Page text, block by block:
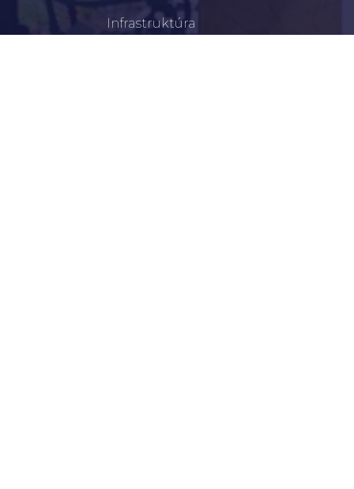
Infrastruktúra